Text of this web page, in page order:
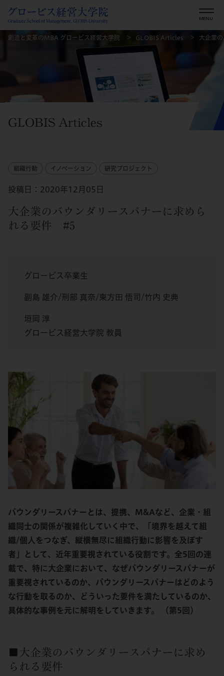
創造と変革のMBA グロービス経営大学院 GLOBIS Articles 大企業
GLOBIS Articles
組織行動 イノベーション 研究プロジェクト
投稿日：2020年12月05日
大企業のバウンダリースパナーに求めら
れる要件 #5
グロービス卒業生
副島 雄介/刑部 真奈/東方田 悟司/竹内 史典
垣岡 淳
グロービス経営大学院 教員
バウンダリースパナーとは、提携、M&Aなど、企業・組
織同士の関係が複雑化していく中で、「境界を越えて組
織/個人をつなぎ、縦横無尽に組織行動に影響を及ぼす
者」として、近年重要視されている役割です。全5回の連
載で、特に大企業において、なぜバウンダリースパナーが
重要視されているのか、バウンダリースパナーはどのよう
な行動を取るのか、どういった要件を満たしているのか、
具体的な事例を元に解明をしていきます。 （第5回）
■大企業のバウンダリースパナーに求め
られる要件